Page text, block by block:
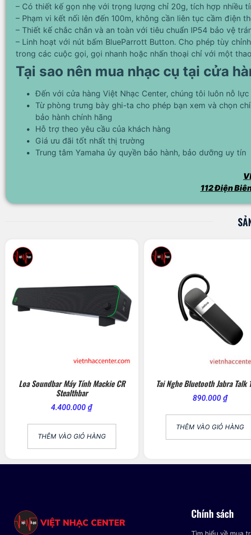
– Có thiết kế gọn nhẹ với trọng lượng chỉ 20g, tích hợp nhiều
– Phạm vi kết nối lên đến 100m, không cần liên tục cầm điện
– Thiết kế chắc chắn và an toàn với tiêu chuẩn IP54 bảo vệ
– Linh hoạt với nút bấm BlueParrott Button. Cho phép tùy
trong các cuộc gọi, gọi nhanh hoặc nhấn thoại chỉ với một
Tại sao nên mua nhạc cụ tại cửa
Đến với cửa hàng Việt Nhạc Center, chúng tôi luôn nỗ
Từ phòng trưng bày ghi-ta cho phép bạn xem và chọn
bảo hành chính hãng
Hỗ trợ theo yêu cầu của khách hàng
Giá ưu đãi tốt nhất thị trường
Trung tâm Yamaha ủy quyền bảo hành, bảo dưỡng uy tín
112 Điện
Loa Soundbar Máy Tính Mackie CR
Stealthbar
4.400.000₫
THÊM VÀO GIỎ HÀNG
Tai Nghe Bluetooth Jabra Talk
890.000₫
THÊM VÀO GIỎ HÀNG
Chính sách